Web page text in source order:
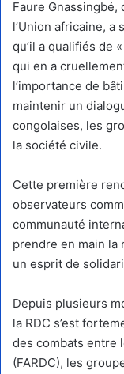
Faure
l’Union africaine, a
qu’il a qualifiés de «
qui en a
l’importance de
maintenir un
congolaises, les
la société civile.
Cette première
observateurs
communauté
prendre en main la
un esprit de
Depuis plusieurs
la RDC s’est
des combats entre
(FARDC), les